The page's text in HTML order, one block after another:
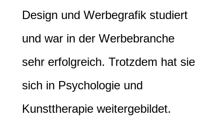
Design und Werbegrafik studiert
und war in der Werbebranche
sehr erfolgreich. Trotzdem hat sie
sich in Psychologie und
Kunsttherapie weitergebildet.